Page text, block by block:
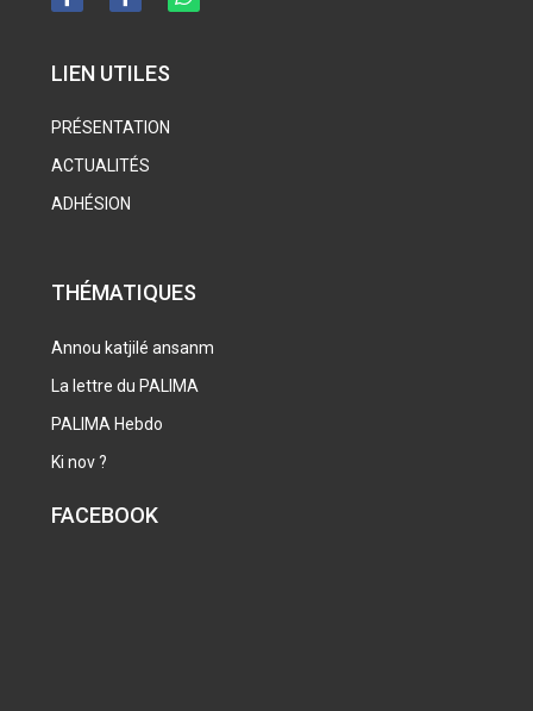
LIEN UTILES
PRÉSENTATION
ACTUALITÉS
ADHÉSION
THÉMATIQUES
Annou katjilé ansanm
La lettre du PALIMA
PALIMA Hebdo
Ki nov ?
FACEBOOK